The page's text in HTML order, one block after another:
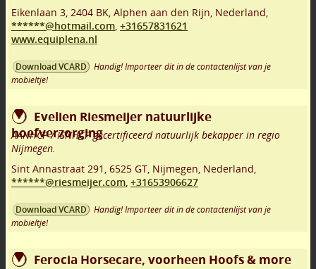
Eikenlaan 3, 2404 BK, Alphen aan den Rijn, Nederland,
******@hotmail.com, +31657831621
www.equiplena.nl
Download VCARD
Handig! Importeer dit in de contactenlijst van je
mobieltje!
Evelien Riesmeijer natuurlijke
hoefverzorging
AANHCP / ISNHCP gecertificeerd natuurlijk bekapper in regio
Nijmegen.
Sint Annastraat 291 , 6525 GT, Nijmegen, Nederland,
******@riesmeijer.com, +31653906627
Download VCARD
Handig! Importeer dit in de contactenlijst van je
mobieltje!
Ferocia Horsecare, voorheen Hoofs & more